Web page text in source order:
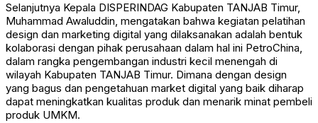
Selanjutnya Kepala DISPERINDAG Kabupaten TANJAB Timur,
Muhammad Awaluddin, mengatakan bahwa kegiatan pelatihan
design dan marketing digital yang dilaksanakan adalah bentuk
kolaborasi dengan pihak perusahaan dalam hal ini PetroChina,
dalam rangka pengembangan industri kecil menengah di
wilayah Kabupaten TANJAB Timur. Dimana dengan design
yang bagus dan pengetahuan market digital yang baik diharap
dapat meningkatkan kualitas produk dan menarik minat pembeli
produk UMKM.